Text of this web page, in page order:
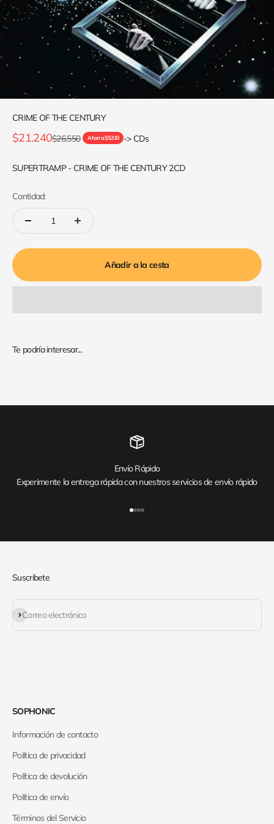
CRIME OF THE CENTURY
Precio de oferta
$21.240Precio normal
$26.550 Ahorra $5.310 -> CDs
SUPERTRAMP - CRIME OF THE CENTURY 2CD
Cantidad:
Añadir a la cesta
Envío Rápido
Experimente la entrega rápida con nuestros servicios de envío rápido
Suscribete
Correo electrónico
Suscribirse
SOPHONIC
Información de contacto
Política de privacidad
Política de devolución
Política de envío
Términos del Servicio